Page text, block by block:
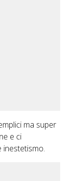
ma super
e ci